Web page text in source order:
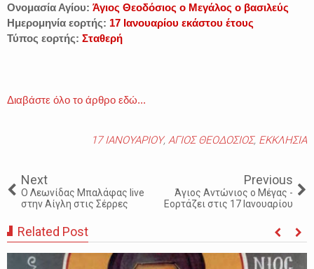
Ονομασία Αγίου: Άγιος Θεοδόσιος ο Μεγάλος ο βασιλεύς
Ημερομηνία εορτής: 17 Ιανουαρίου εκάστου έτους
Τύπος εορτής: Σταθερή
Διαβάστε όλο το άρθρο εδώ...
17 ΙΑΝΟΥΑΡΙΟΥ, ΑΓΙΟΣ ΘΕΟΔΟΣΙΟΣ, ΕΚΚΛΗΣΙΑ
Next
Ο Λεωνίδας Μπαλάφας live
στην Αίγλη στις Σέρρες
Previous
Άγιος Αντώνιος ο Μέγας -
Εορτάζει στις 17 Ιανουαρίου
Related Post